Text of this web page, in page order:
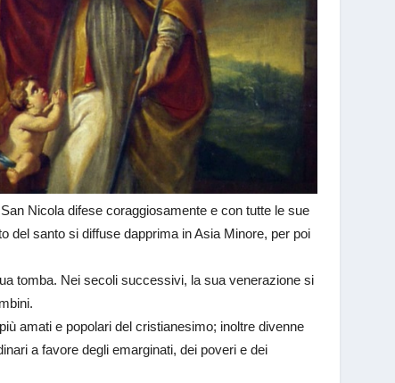
Nicola difese coraggiosamente e con tutte le sue
del santo si diffuse dapprima in Asia Minore, per poi
tomba. Nei secoli successivi, la sua venerazione si
amati e popolari del cristianesimo; inoltre divenne
a favore degli emarginati, dei poveri e dei